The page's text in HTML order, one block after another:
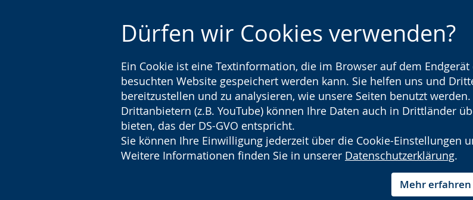
Dürfen wir Cookies verwenden?
Ein Cookie ist eine Textinformation, die im Browser auf dem
besuchten Website gespeichert werden kann. Sie helfen uns und
bereitzustellen und zu analysieren, wie unsere Seiten benutzt
Drittanbietern (z.B. YouTube) können Ihre Daten auch in Drittländer
bieten, das der DS-GVO entspricht.
Sie können Ihre Einwilligung jederzeit über die Cookie-Einstellungen
Weitere Informationen finden Sie in unserer Datenschutzerklärung.
Mehr erfahren